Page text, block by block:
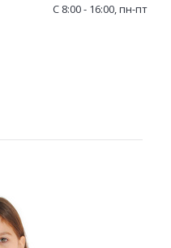
C 8:00 - 16:00, пн-пт